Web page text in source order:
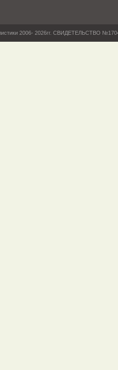
2006- 2026гг. СВИДЕТЕЛЬСТВО